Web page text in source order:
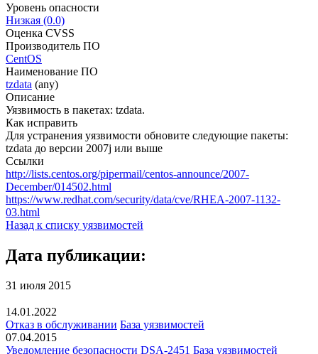
Уровень опасности
Низкая (0.0)
Оценка CVSS
Производитель ПО
CentOS
Наименование ПО
tzdata (any)
Описание
Уязвимость в пакетах: tzdata.
Как исправить
Для устранения уязвимости обновите следующие пакеты:
tzdata до версии 2007j или выше
Ссылки
http://lists.centos.org/pipermail/centos-announce/2007-
December/014502.html
https://www.redhat.com/security/data/cve/RHEA-2007-1132-
03.html
Назад к списку уязвимостей
Дата публикации:
31 июля 2015
14.01.2022
Отказ в обслуживании База уязвимостей
07.04.2015
Уведомление безопасности DSA-2451 База уязвимостей